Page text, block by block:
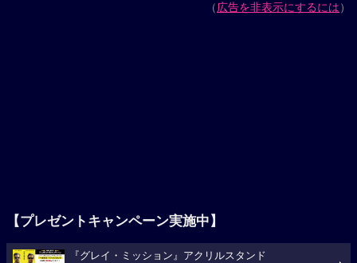
（広告を非表示にするには）
【プレゼントキャンペーン実施中】
『グレイ・ミッション』アクリルスタンド